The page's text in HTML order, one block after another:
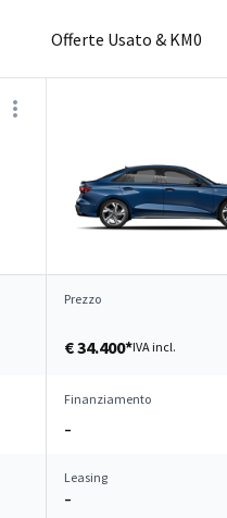
Offerte Usato & KM0
Prezzo
€ 34.400*IVA incl.
Finanziamento
–
Leasing
–